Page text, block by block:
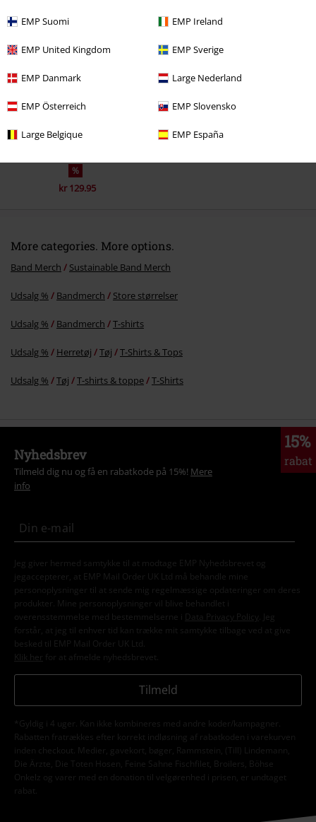
EMP Suomi EMP Ireland
EMP United Kingdom EMP Sverige
EMP Danmark Large Nederland
EMP Österreich EMP Slovensko
Large Belgique EMP España
Senest besøgt
%
kr 129.95
More categories. More options.
Band Merch Sustainable Band Merch
Udsalg % Bandmerch Store størrelser
Udsalg % Bandmerch T-shirts
Udsalg % Herretøj Tøj T-Shirts & Tops
Udsalg % Tøj T-shirts & toppe T-Shirts
15%
rabat
Nyhedsbrev
Tilmeld dig nu og få en rabatkode på 15%! Mere
info
Jeg giver hermed samtykke til at modtage EMP Nyhedsbrevet og
jegaccepterer, at EMP Mail Order UK Ltd må behandle mine
personoplysninger til at sende mig regelmæssige opdateringer om deres
produkter. Mine personoplysninger vil blive behandlet i
overensstemmelse med bestemmelserne i
Data Privacy Policy
. Jeg
forstår, at jeg til enhver tid kan trække mit samtykke tilbage ved at give
besked til EMP Mail Order UK Ltd.
Klik her
for at afmelde nyhedsbrevet.
Tilmeld
*Gyldig i 4 uger. Kan ikke kombineres med andre koder/kampagner.
Rabatten fratrækkes efter korrekt indløsning af rabatkoden i varekurven
inden checkout. Medier, gavekort, bøger, Rammstein, (Till) Lindemann,
Die Ärzte, Die Toten Hosen, Feine Sahne Fischfilet, Broilers, Böhse
Onkelz og varer med en donation til velgørenhed i prisen, er undtaget
rabat.